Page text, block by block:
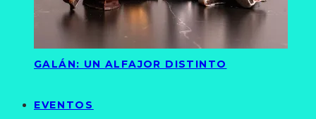
GALÁN: UN ALFAJOR DISTINTO
EVENTOS